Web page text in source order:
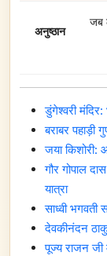
अनुष्ठान
जब
डुंगेश्वरी मंदिर:
बराबर
जया किशोरी:
गौर गोपाल
यात्रा
साध्वी भगवती
देवकीनंदन
पूज्य राजन जी